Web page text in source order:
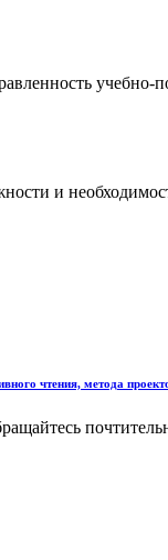
учебно-
и
чтения, метода